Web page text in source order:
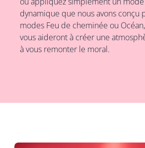
dynamique que nous avons conçu
modes Feu de cheminée ou
vous aideront à créer une
à vous remonter le moral.